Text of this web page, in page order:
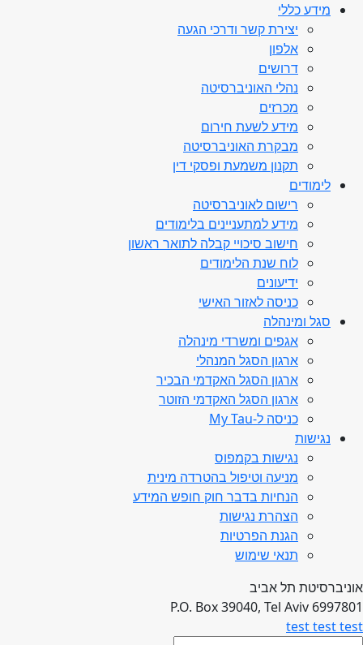
מידע כללי
יצירת קשר ודרכי הגעה
אלפון
דרושים
נהלי האוניברסיטה
מכרזים
מידע לשעת חירום
מבקרת האוניברסיטה
תקנון משמעת ופסקי דין
לימודים
רישום לאוניברסיטה
מידע למתעניינים בלימודים
חישוב סיכויי קבלה לתואר ראשון
לוח שנת הלימודים
ידיעונים
כניסה לאזור האישי
סגל ומינהלה
אגפים ומשרדי מינהלה
ארגון הסגל המנהלי
ארגון הסגל האקדמי הבכיר
ארגון הסגל האקדמי הזוטר
כניסה ל-My Tau
נגישות
נגישות בקמפוס
מניעה וטיפול בהטרדה מינית
הנחיות בדבר חוק חופש המידע
הצהרת נגישות
הגנת הפרטיות
תנאי שימוש
אוניברסיטת תל אביב
P.O. Box 39040, Tel Aviv 6997801
test test test